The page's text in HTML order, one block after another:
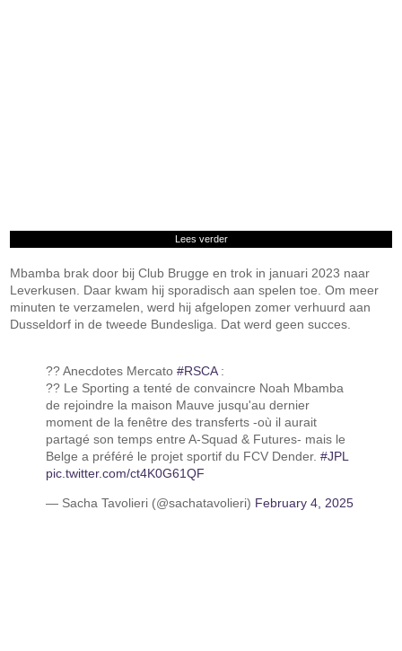
Lees verder
Mbamba brak door bij Club Brugge en trok in januari 2023 naar
Leverkusen. Daar kwam hij sporadisch aan spelen toe. Om meer
minuten te verzamelen, werd hij afgelopen zomer verhuurd aan
Dusseldorf in de tweede Bundesliga. Dat werd geen succes.
?? Anecdotes Mercato#RSCA:
?? Le Sporting a tenté de convaincre Noah Mbamba
de rejoindre la maison Mauve jusqu'au dernier
moment de la fenêtre des transferts -où il aurait
partagé son temps entre A-Squad & Futures- mais le
Belge a préféré le projet sportif du FCV Dender.#JPL
pic.twitter.com/ct4K0G61QF
— Sacha Tavolieri (@sachatavolieri) February 4, 2025